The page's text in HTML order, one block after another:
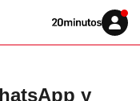
Volver
Iniciar
sesión
y